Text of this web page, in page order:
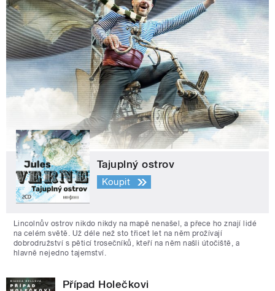
Tajuplný ostrov
Koupit
Lincolnův ostrov nikdo nikdy na mapě nenašel, a přece ho znají lidé
na celém světě. Už déle než sto třicet let na něm prožívají
dobrodružství s pěticí trosečníků, kteří na něm našli útočiště, a
hlavně nejedno tajemství.
Případ Holečkovi